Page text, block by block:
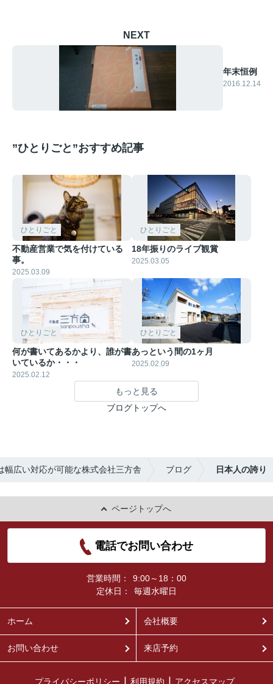
NEXT
年末恒例
2016.12.14
”ひとりごと”おすすめ記事
ひとりごと
不動産営業で気を付けている
事。
2025.03.09
ひとりごと
18年振りのライブ観賞
2025.03.05
ひとりごと
何が書いてあるかより、誰が書
いているか・・・
2025.02.12
ひとりごと
あっという間の1ヶ月
2025.02.09
もっと見る
ブログトップへ
幅広い対応が可能な株式会社三方舎 ブログ 日本人の誇り
ページトップへ
電話でお問い合わせ
営業時間：
9:00～18：00
定休日：
毎週水曜日
ホーム 会社概要
お問い合わせ 来店予約
プライバシーポリシー 利用規約 アクセスマップ